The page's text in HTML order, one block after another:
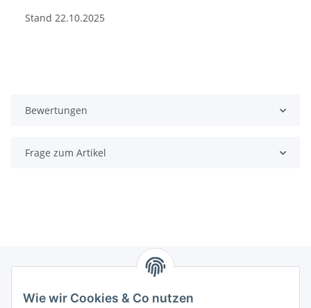
Wie wir Cookies & Co nutzen
Stand 22.10.2025
Bewertungen
Frage zum Artikel
Zahlungsmöglichkeiten